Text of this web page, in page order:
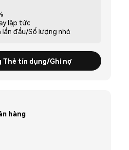
lập tức
lần đầu/Số lượng nhỏ
Thẻ tín dụng/Ghi nợ
hàng